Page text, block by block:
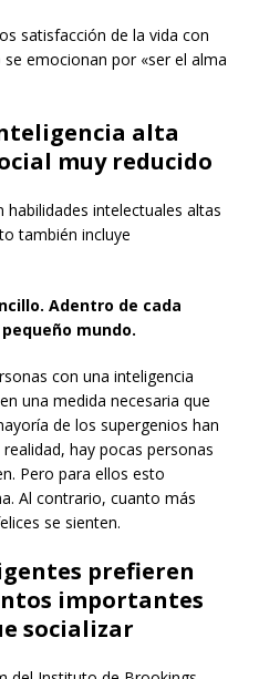
satisfacción de la vida con
emocionan por «ser el alma
alta
muy reducido
habilidades intelectuales altas
también incluye
Adentro de cada
mundo.
con una inteligencia
una medida necesaria que
de los supergenios han
hay pocas personas
Pero para ellos esto
Al contrario, cuanto más
se sienten.
prefieren
importantes
socializar